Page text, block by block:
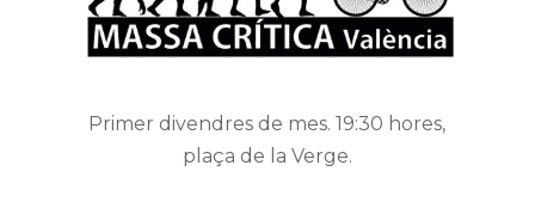
Primer divendres de mes. 19:30 hores,
plaça de la Verge.